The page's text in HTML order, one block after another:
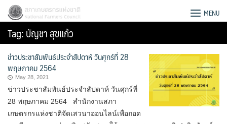
Skip
content
สภาเกษตรกรแห่งชาติ MENU
Tag:บัญชา สุขแก้ว
ข่าวประชาสัมพันธ์ประจำสัปดาห์ วันศุกร์ที่ 28
พฤษภาคม 2564
May 28, 2021
ข่าวประชาสัมพันธ์ประจำสัปดาห์ วันศุกร์ที่
28 พฤษภาคม 2564 สำนักงานสภา
เกษตรกรแห่งชาติจัดเสวนาออนไลน์เพื่อถอด